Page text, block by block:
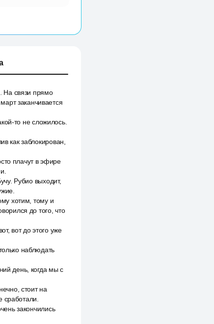
На связи прямо
заканчивается
то не сложилось.
как заблокирован,
плачут в эфире
Рубио выходит,
хотим, тому и
до того, что
вот до этого уже
наблюдать
день, когда мы с
стоит на
закончились